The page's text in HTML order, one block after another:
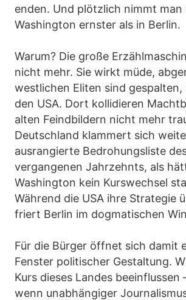
enden. Und plötzlich nimmt man
Washington ernster als in Berlin.
Warum? Die große
nicht mehr. Sie wirkt müde,
westlichen Eliten sind gespalten,
den USA. Dort kollidieren
alten Feindbildern nicht mehr
Deutschland klammert sich
ausrangierte Bedrohungsliste
vergangenen Jahrzehnts, als
Washington kein Kurswechsel
Während die USA ihre Strategie
friert Berlin im dogmatischen
Für die Bürger öffnet sich damit
Fenster politischer Gestaltung.
Kurs dieses Landes beeinflussen
wenn unabhängiger